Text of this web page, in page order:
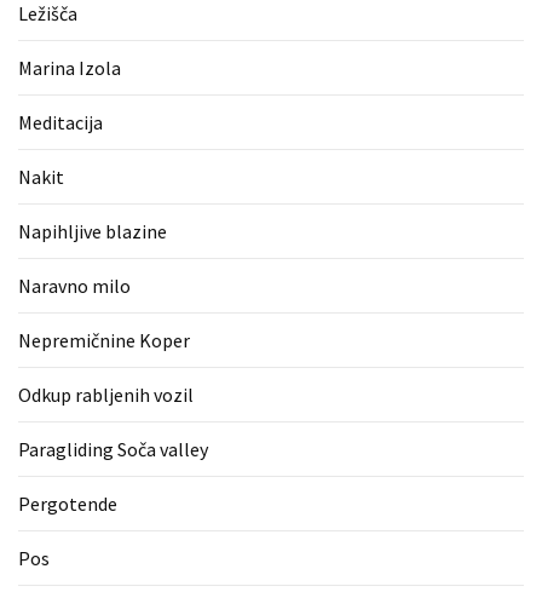
(1)
Zaščitne
(1)
Hipnoterapija
Ležišča
Marina Izola
Meditacija
Nakit
Napihljive blazine
Naravno milo
Nepremičnine Koper
Odkup rabljenih vozil
Paragliding Soča valley
Pergotende
Pos